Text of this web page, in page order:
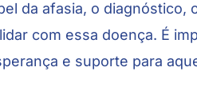
da afasia, o diagnóstico,
com essa doença. É
e suporte para